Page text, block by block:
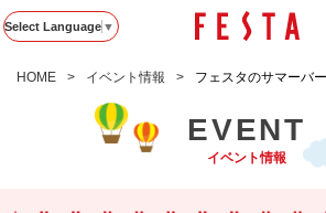
Select Language ▼
HOME イベント情報 フェスタのサマーバ
EVENT
イベント情報